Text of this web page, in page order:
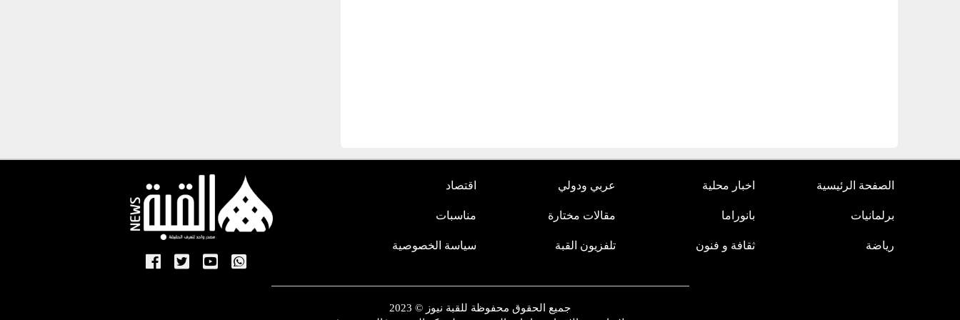
الصفحة الرئيسية اخبار محلية عربي ودولي اقتصاد
برلمانيات بانوراما مقالات مختارة مناسبات
رياضة ثقافة و فنون تلفزيون القبة سياسة الخصوصية
جميع الحقوق محفوظة للقبة نيوز © 2023